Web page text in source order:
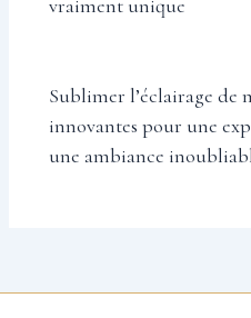
vraiment unique
Sublimer l’éclairage de
innovantes pour une
une ambiance